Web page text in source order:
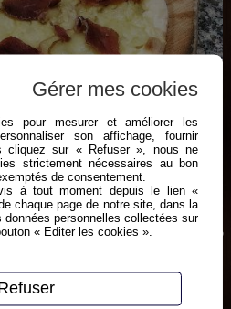
de terre, maroilles, emmental, jambon de
Gérer mes cookies
pour mesurer et améliorer les
son affichage, fournir
cliquez sur « Refuser », nous ne
strictement nécessaires au bon
de consentement.
à tout moment depuis le lien «
chaque page de notre site, dans la
personnelles collectées sur
« Editer les cookies ».